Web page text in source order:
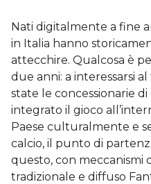
Nati digitalmente a fine
in Italia hanno
attecchire. Qualcosa è
due anni: a interessarsi
state le concessionarie
integrato il gioco
Paese culturalmente e
calcio, il punto di
questo, con meccanismi
tradizionale e diffuso